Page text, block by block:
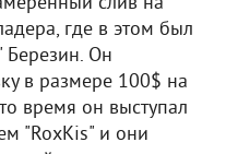
где в этом был
Березин. Он
в размере 100$ на
время он выступал
"RoxKis" и они